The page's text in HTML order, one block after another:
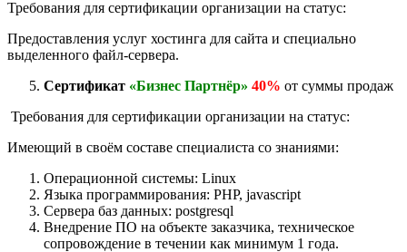
Требования для сертификации организации на статус:
Предоставления услуг хостинга для сайта и специально
выделенного файл-сервера.
Сертификат «Бизнес Партнёр» 40% от суммы продаж
Требования для сертификации организации на статус:
Имеющий в своём составе специалиста со знаниями:
Операционной системы: Linux
Языка программирования: PHP, javascript
Сервера баз данных: postgresql
Внедрение ПО на объекте заказчика, техническое
сопровождение в течении как минимум 1 года.